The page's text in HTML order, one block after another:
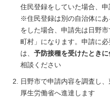
住民登録をしていた場合、
※住民登録は別の自治体に
をした場合、申請先は日野
町村」になります。申請に
は、 予防接種を受けたとき
相談ください
日野市で申請内容を調査し
厚生労働省へ進達します